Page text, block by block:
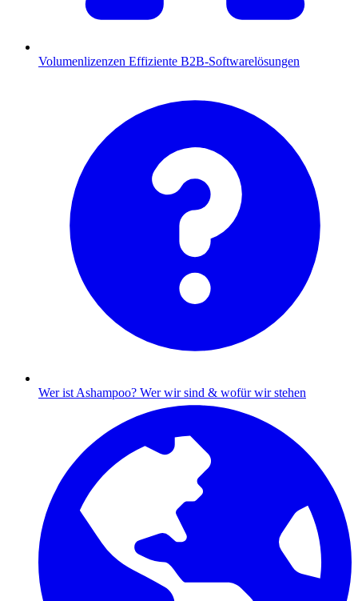
Volumenlizenzen Effiziente B2B-Softwarelösungen
Wer ist Ashampoo? Wer wir sind & wofür wir stehen